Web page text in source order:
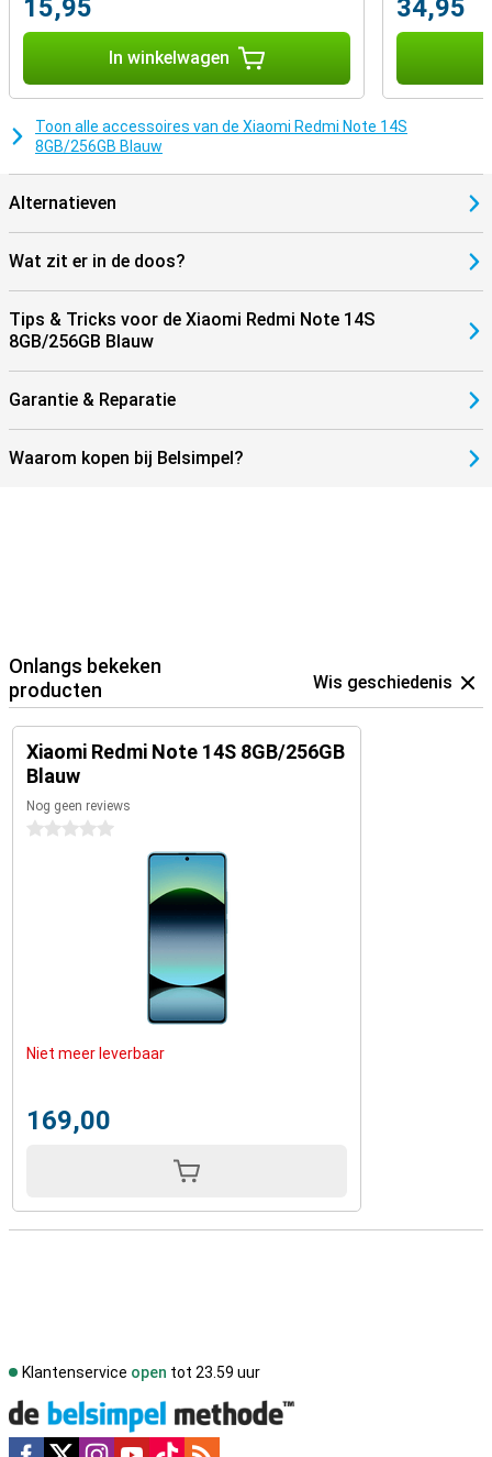
15,95
In winkelwagen
34,95
Toon alle accessoires van de Xiaomi Redmi Note 14S
8GB/256GB Blauw
Alternatieven
Wat zit er in de doos?
Tips & Tricks voor de Xiaomi Redmi Note 14S
8GB/256GB Blauw
Garantie & Reparatie
Waarom kopen bij Belsimpel?
Onlangs bekeken
producten
Wis geschiedenis
Xiaomi Redmi Note 14S 8GB/256GB
Blauw
Nog geen reviews
0 sterren
Niet meer leverbaar
169,00
Klantenservice open tot 23.59 uur
Social media